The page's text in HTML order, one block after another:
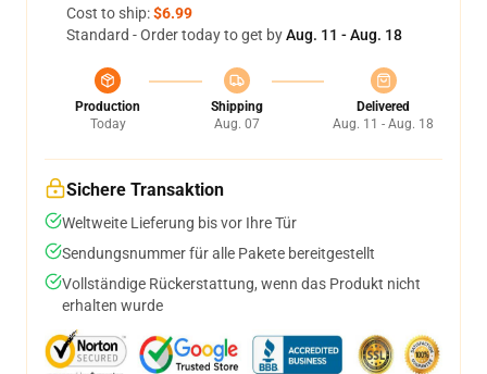
Cost to ship:$6.99
Standard - Order today to get byAug. 11 - Aug. 18
Production
Today
Shipping
Aug. 07
Delivered
Aug. 11 - Aug. 18
Sichere Transaktion
Weltweite Lieferung bis vor Ihre Tür
Sendungsnummer für alle Pakete bereitgestellt
Vollständige Rückerstattung, wenn das Produkt nicht
erhalten wurde